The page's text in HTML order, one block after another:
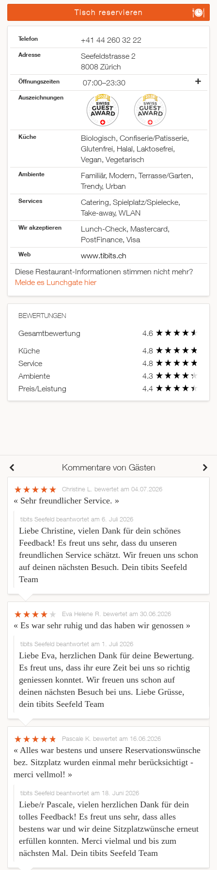
Tisch reservieren
Telefon +41 44 260 32 22
Adresse
Seefeldstrasse 2
8008 Zürich
Öffnungszeiten
07:00–23:30
Montag
Freitag
07:00–22:30
07:00–22:30
07:00–22:30
07:00–22:30
07:00–23:30
08:00–23:30
09:00–22:30
Auszeichnungen
Küche
Biologisch, Confiserie/Patisserie,
Glutenfrei, Halal, Laktosefrei,
Vegan, Vegetarisch
Ambiente
Familiär, Modern, Terrasse/Garten,
Trendy, Urban
Services
Catering, Spielplatz/Spielecke,
Take-away, WLAN
Wir akzeptieren
Lunch-Check, Mastercard,
PostFinance, Visa
Web
www.tibits.ch
Diese Restaurant-Informationen stimmen nicht mehr?
Melde es Lunchgate hier
BEWERTUNGEN
Gesamtbewertung
4.6
Küche
4.8
Service
4.8
Ambiente
4.3
Preis/Leistung
4.4
Kommentare von Gästen
Christine L. bewertet am 04.07.2026
« Sehr freundlicher Service. »
tibits Seefeld beantwortet am 6. Juli 2026
Liebe Christine, vielen Dank für dein schönes
Feedback! Es freut uns sehr, dass du unseren
freundlichen Service schätzt. Wir freuen uns schon
auf deinen nächsten Besuch. Dein tibits Seefeld
Team
Eva Helene R. bewertet am 30.06.2026
« Es war sehr ruhig und das haben wir genossen »
tibits Seefeld beantwortet am 1. Juli 2026
Liebe Eva, herzlichen Dank für deine Bewertung.
Es freut uns, dass ihr eure Zeit bei uns so richtig
geniessen konntet. Wir freuen uns schon auf
deinen nächsten Besuch bei uns. Liebe Grüsse,
dein tibits Seefeld Team
Pascale K. bewertet am 16.06.2026
« Alles war bestens und unsere Reservationswünsche
bez. Sitzplatz wurden einmal mehr berücksichtigt -
merci vellmol! »
tibits Seefeld beantwortet am 18. Juni 2026
Liebe/r Pascale, vielen herzlichen Dank für dein
tolles Feedback! Es freut uns sehr, dass alles
bestens war und wir deine Sitzplatzwünsche erneut
erfüllen konnten. Merci vielmal und bis zum
nächsten Mal. Dein tibits Seefeld Team